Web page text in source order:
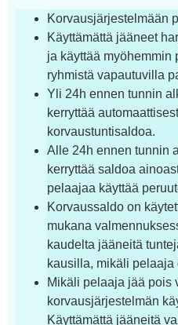
Korvausjärjestelmään
Käyttämättä jääneet
ja käyttää myöhemmin
ryhmistä vapautuvilla
Yli 24h ennen tunnin
kerryttää
korvaustuntisaldoa.
Alle 24h ennen tunnin
kerryttää saldoa
pelaajaa käyttää
Korvaussaldo on
mukana
kaudelta jääneitä
kausilla, mikäli
Mikäli pelaaja jää pois
korvausjärjestelmän
Käyttämättä jääneitä